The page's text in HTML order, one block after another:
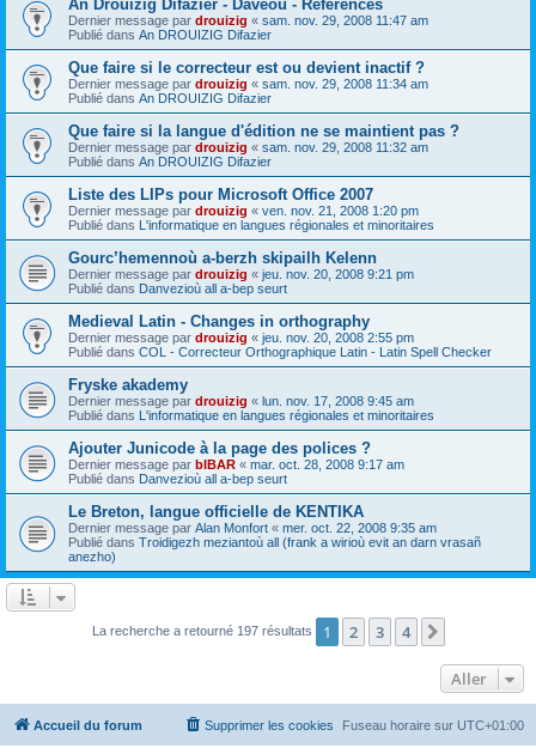
An Drouizig Difazier - Daveoù - Références
Dernier message par drouizig « sam. nov. 29, 2008 11:47 am
Publié dans An DROUIZIG Difazier
Que faire si le correcteur est ou devient inactif ?
Dernier message par drouizig « sam. nov. 29, 2008 11:34 am
Publié dans An DROUIZIG Difazier
Que faire si la langue d'édition ne se maintient pas ?
Dernier message par drouizig « sam. nov. 29, 2008 11:32 am
Publié dans An DROUIZIG Difazier
Liste des LIPs pour Microsoft Office 2007
Dernier message par drouizig « ven. nov. 21, 2008 1:20 pm
Publié dans L'informatique en langues régionales et minoritaires
Gourc’hemennoù a-berzh skipailh Kelenn
Dernier message par drouizig « jeu. nov. 20, 2008 9:21 pm
Publié dans Danvezioù all a-bep seurt
Medieval Latin - Changes in orthography
Dernier message par drouizig « jeu. nov. 20, 2008 2:55 pm
Publié dans COL - Correcteur Orthographique Latin - Latin Spell Checker
Fryske akademy
Dernier message par drouizig « lun. nov. 17, 2008 9:45 am
Publié dans L'informatique en langues régionales et minoritaires
Ajouter Junicode à la page des polices ?
Dernier message par bIBAR « mar. oct. 28, 2008 9:17 am
Publié dans Danvezioù all a-bep seurt
Le Breton, langue officielle de KENTIKA
Dernier message par Alan Monfort « mer. oct. 22, 2008 9:35 am
Publié dans Troidigezh meziantoù all (frank a wirioù evit an darn vrasañ
anezho)
La recherche a retourné 197 résultats 1 2 3 4
Aller
Accueil du forum Fuseau horaire sur UTC+01:00
Supprimer les cookies